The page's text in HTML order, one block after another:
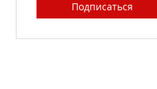
Подписаться